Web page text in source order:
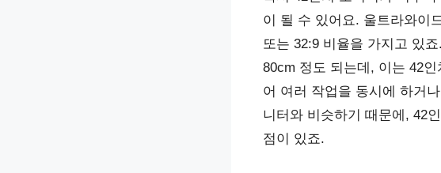
이 될 수 있어요. 울트라와이
또는 32:9 비율을 가지고 있
80cm 정도 되는데, 이는 42
어 여러 작업을 동시에 하거
니터와 비슷하기 때문에, 42
점이 있죠.